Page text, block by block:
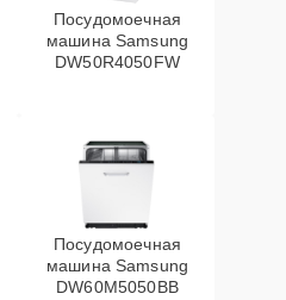
Посудомоечная
машина Samsung
DW50R4050FW
Посудомоечная
машина Samsung
DW60M5050BB